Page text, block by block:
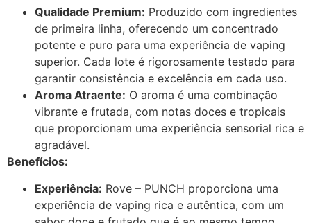
Qualidade Premium: Produzido com ingredientes
de primeira linha, oferecendo um concentrado
potente e puro para uma experiência de vaping
superior. Cada lote é rigorosamente testado para
garantir consistência e excelência em cada uso.
Aroma Atraente: O aroma é uma combinação
vibrante e frutada, com notas doces e tropicais
que proporcionam uma experiência sensorial rica e
agradável.
Benefícios:
Experiência: Rove – PUNCH proporciona uma
experiência de vaping rica e autêntica, com um